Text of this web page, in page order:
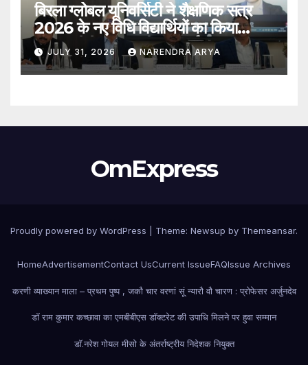
बिरला ग्लोबल यूनिवर्सिटी ने शैक्षणिक सत्र
2026 के नए विधि विद्यार्थियों का किया
स्वागत बीबीए एलएल.बी. (ऑनर्स) 2026–31
एवं एलएल.एम. 2026–27 पाठ्यक्रमों के
विद्यार्थियों ने शुरू की अपनी शैक्षणिक यात्रा
JULY 31, 2026 NARENDRA ARYA
OmExpress
Proudly powered by WordPress Theme: Newsup by Themeansar.
HomeAdvertisementContact UsCurrent IssueFAQIssue Archives
करणी व्याख्यान माला – प्रथम पुष्प , जकौ चार वरणां सूं न्यारौ वौ चारण : प्रोफेसर अर्जुनदेव
डॉ राम कुमार कच्छावा का एमबीबीएस डॉक्टरेट की उपाधि मिलने पर हुवा सम्मान
डॉ.नरेश गोयल मीसो के अंतर्राष्ट्रीय निदेशक नियुक्त